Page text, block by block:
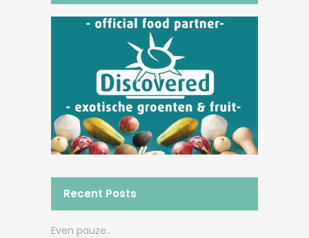
Recent Posts
Even pauze..